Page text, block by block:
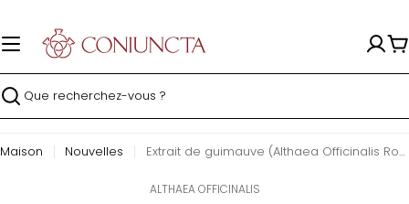
contenu
Recherche
Maison Nouvelles Extrait de guimauve (Althaea Officinalis Root Extract) : polysaccharides mucilagineux de la racine pour des formulations filmogènes
ALTHAEA OFFICINALIS